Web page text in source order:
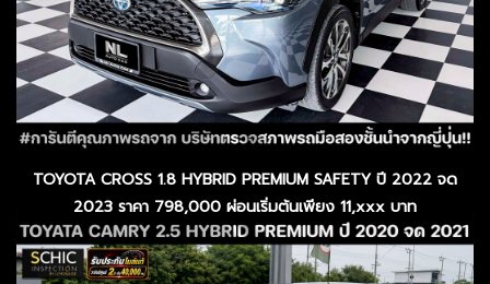
TOYOTA CROSS 1.8 HYBRID PREMIUM SAFETY ปี 2022 จด
2023 ราคา 798,000 ผ่อนเริ่มต้นเพียง 11,xxx บาท